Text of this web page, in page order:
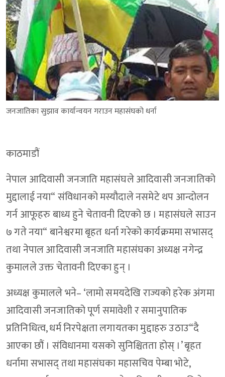
जनजातिका सुझाव कार्यान्वयन गराउन महासंघको धर्ना
काठमाडौं
नेपाल आदिवासी जनजाति महासंघले आदिवासी जनजातिको
मुद्दालाई नया“ संविधानको मस्यौदाले नसमेटे थप आन्दोलन
गर्न आफूहरु बाध्य हुने चेतावनी दिएको छ । महासंघले साउन
७ गते नया“ बानेश्वरमा बृहत धर्ना गरेको कार्यक्रममा सभासद्
तथा नेपाल आदिवासी जनजाति महासंघका अध्यक्ष नगेन्द्र
कुमालले उक्त चेतावनी दिएका हुन् ।
अध्यक्ष कुमालले भने– ‘लामो समयदेखि राज्यको हरेक अंगमा
आदिवासी जनजातिको पूर्ण समावेशी र समानुपातिक
प्रतिनिधित्व, धर्म निरपेक्षता लगायतका मुद्दाहरु उठाउ“दै
आएका छौं । संविधानमा यसको सुनिश्चितता होस् ।’ बृहत
धर्नामा सभासद् तथा महासंघका महासचिव पेम्बा भोटे,